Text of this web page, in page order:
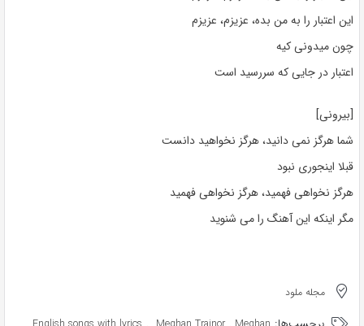
این اعتبار را به من بده، عزیزم، عزیزم
چون میدونی کیه
اعتبار در جایی که سررسید است
[بیرونی]
شما هرگز نمی دانید، هرگز نخواهید دانست
قبلا اینجوری نبود
هرگز نخواهی فهمید، هرگز نخواهی فهمید
مگر اینکه این آهنگ را می شنوید
مجله ملود